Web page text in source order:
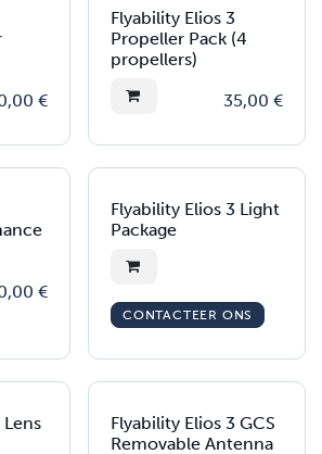
€
Flyability Elios 3
Propeller Pack (4
propellers)
35,00 €
€
Flyability Elios 3 Light
Package
CONTACTEER ONS
Lens
Flyability Elios 3 GCS
Removable Antenna